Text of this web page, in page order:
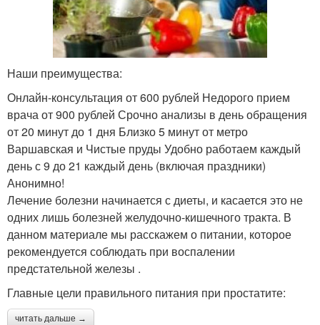
Наши преимущества:
Онлайн-консультация от 600 рублей Недорого прием
врача от 900 рублей Срочно анализы в день обращения
от 20 минут до 1 дня Близко 5 минут от метро
Варшавская и Чистые пруды Удобно работаем каждый
день с 9 до 21 каждый день (включая праздники)
Анонимно!
Лечение болезни начинается с диеты, и касается это не
одних лишь болезней желудочно-кишечного тракта. В
данном материале мы расскажем о питании, которое
рекомендуется соблюдать при воспалении
предстательной железы .
Главные цели правильного питания при простатите:
читать дальше →